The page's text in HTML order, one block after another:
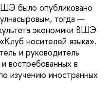
было опубликовано
тогда —
экономики ВШЭ
носителей языка».
и руководитель
востребованных в
изучению иностранных